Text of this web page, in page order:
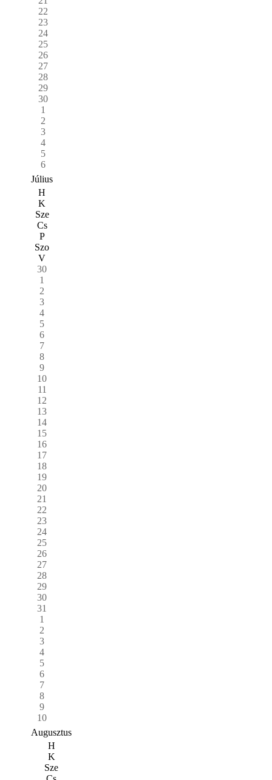
22
23
24
25
26
27
28
29
30
1
2
3
4
5
6
Július
H
K
Sze
Cs
P
Szo
V
30
1
2
3
4
5
6
7
8
9
10
11
12
13
14
15
16
17
18
19
20
21
22
23
24
25
26
27
28
29
30
31
1
2
3
4
5
6
7
8
9
10
Augusztus
H
K
Sze